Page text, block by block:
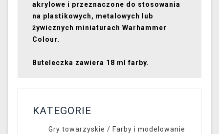
akrylowe i przeznaczone do stosowania
na plastikowych, metalowych lub
żywicznych miniaturach Warhammer
Colour.
Buteleczka zawiera 18 ml farby.
KATEGORIE
Gry towarzyskie / Farby i modelowanie